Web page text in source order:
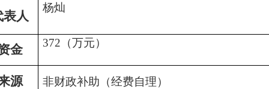
表人
杨灿
金 372 （万元）
源 非财政补助（经费自理）